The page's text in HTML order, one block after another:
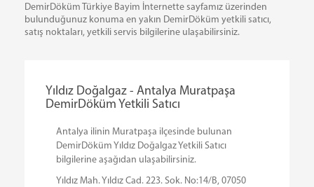
DemirDöküm Türkiye Bayim İnternette sayfamız üzerinden
bulunduğunuz konuma en yakın DemirDöküm yetkili satıcı,
satış noktaları, yetkili servis bilgilerine ulaşabilirsiniz.
Yıldız Doğalgaz - Antalya Muratpaşa
DemirDöküm Yetkili Satıcı
Antalya ilinin Muratpaşa ilçesinde bulunan
DemirDöküm Yıldız Doğalgaz Yetkili Satıcı
bilgilerine aşağıdan ulaşabilirsiniz.
Yıldız Mah. Yıldız Cad. 223. Sok. No:14/B, 07050